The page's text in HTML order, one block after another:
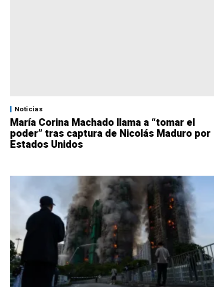
Noticias
María Corina Machado llama a “tomar el
poder” tras captura de Nicolás Maduro por
Estados Unidos